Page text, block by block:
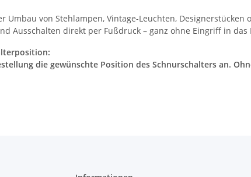
Umbau von Stehlampen, Vintage-Leuchten,
Ausschalten direkt per Fußdruck – ganz ohne Eingriff in das
die gewünschte Position des Schnurschalters an.